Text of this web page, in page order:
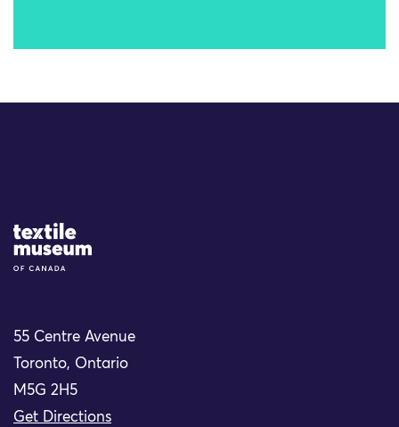
Site Logo
55 Centre Avenue
Toronto, Ontario
M5G 2H5
Get Directions